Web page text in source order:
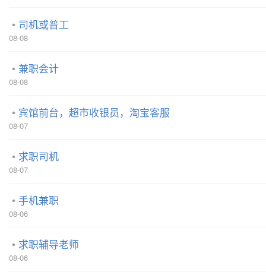
司机或普工
08-08
兼职会计
08-08
宾馆前台，超市收银员，淘宝客服
08-07
求职司机
08-07
手机兼职
08-06
求职辅导老师
08-06